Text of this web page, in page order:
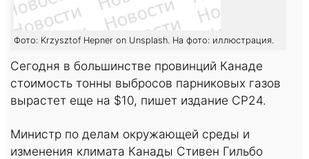
Фото: Krzysztof Hepner on Unsplash. На фото: иллюстрация.
Сегодня в большинстве провинций Канаде
стоимость тонны выбросов парниковых газов
вырастет еще на $10, пишет издание CP24.
Министр по делам окружающей среды и
изменения климата Канады Стивен Гильбо